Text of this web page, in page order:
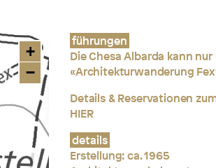
führungen
Die Chesa Albarda kann
«Architekturwanderung
Details & Reservationen
HIER
details
Erstellung: ca. 1965
+
−